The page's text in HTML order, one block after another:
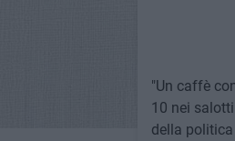
"Un caffè
10 nei
della